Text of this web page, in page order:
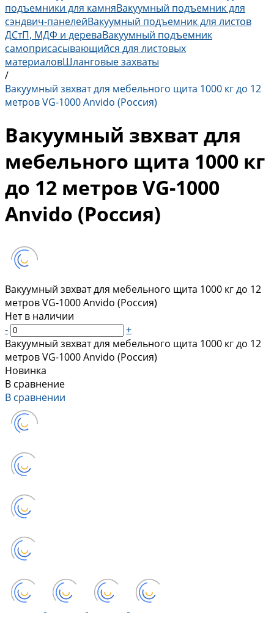
подъемники для камняВакуумный подъемник для
сэндвич-панелейВакуумный подъемник для листов
ДСтП, МДФ и дереваВакуумный подъемник
самоприсасывающийся для листовых
материаловШланговые захваты
/
Вакуумный звхват для мебельного щита 1000 кг до 12
метров VG-1000 Anvido (Россия)
Вакуумный звхват для
мебельного щита 1000 кг
до 12 метров VG-1000
Anvido (Россия)
Вакуумный звхват для мебельного щита 1000 кг до 12
метров VG-1000 Anvido (Россия)
Нет в наличии
-
+
Вакуумный звхват для мебельного щита 1000 кг до 12
метров VG-1000 Anvido (Россия)
Новинка
В сравнение
В сравнении